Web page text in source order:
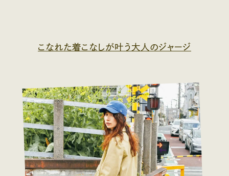
こなれた着こなしが叶う大人のジャージ